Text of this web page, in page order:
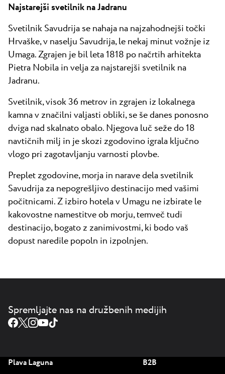
Najstarejši svetilnik na Jadranu
Svetilnik Savudrija se nahaja na najzahodnejši točki
Hrvaške, v naselju Savudrija, le nekaj minut vožnje iz
Umaga. Zgrajen je bil leta 1818 po načrtih arhitekta
Pietra Nobila in velja za najstarejši svetilnik na
Jadranu.
Svetilnik, visok 36 metrov in zgrajen iz lokalnega
kamna v značilni valjasti obliki, se še danes ponosno
dviga nad skalnato obalo. Njegova luč seže do 18
navtičnih milj in je skozi zgodovino igrala ključno
vlogo pri zagotavljanju varnosti plovbe.
Preplet zgodovine, morja in narave dela svetilnik
Savudrija za nepogrešljivo destinacijo med vašimi
počitnicami. Z izbiro hotela v Umagu ne izbirate le
kakovostne namestitve ob morju, temveč tudi
destinacijo, bogato z zanimivostmi, ki bodo vaš
dopust naredile popoln in izpolnjen.
Spremljajte nas na družbenih medijih
Plava Laguna B2B